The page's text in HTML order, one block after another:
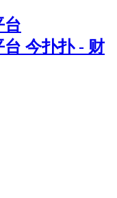
今扑扑 - 财